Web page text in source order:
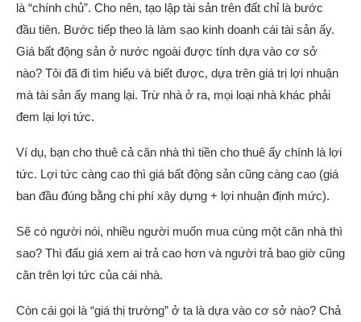
là “chính chủ”. Cho nên, tạo lập tài sản trên đất chỉ là bước
đầu tiên. Bước tiếp theo là làm sao kinh doanh cái tài sản ấy.
Giá bất động sản ở nước ngoài được tính dựa vào cơ sở
nào? Tôi đã đi tìm hiểu và biết được, dựa trên giá trị lợi nhuận
mà tài sản ấy mang lại. Trừ nhà ở ra, mọi loại nhà khác phải
đem lại lợi tức.
Ví dụ, bạn cho thuê cả căn nhà thì tiền cho thuê ấy chính là lợi
tức. Lợi tức càng cao thì giá bất động sản cũng càng cao (giá
ban đầu đúng bằng chi phí xây dựng + lợi nhuận định mức).
Sẽ có người nói, nhiều người muốn mua cùng một căn nhà thì
sao? Thì đấu giá xem ai trả cao hơn và người trả bao giờ cũng
căn trên lợi tức của cái nhà.
Còn cái gọi là “giá thị trường” ở ta là dựa vào cơ sở nào? Chả